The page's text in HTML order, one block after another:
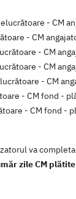
- CM
- CM
- CM
- CM
- CM
- CM fond -
- CM fond -
va
zile CM